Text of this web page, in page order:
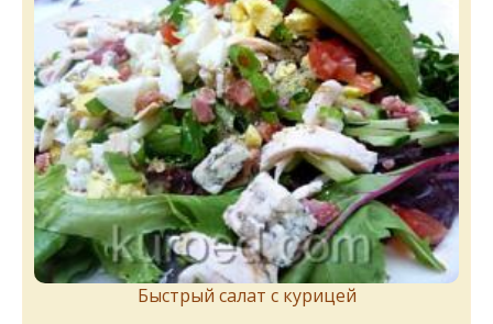
Быстрый салат с курицей